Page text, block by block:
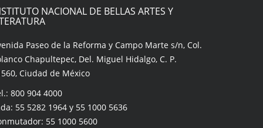
NACIONAL DE BELLAS ARTES Y
Paseo de la Reforma y Campo Marte s/n, Col.
Chapultepec, Del. Miguel Hidalgo, C. P.
Ciudad de México
800 904 4000
55 5282 1964 y 55 1000 5636
55 1000 5600